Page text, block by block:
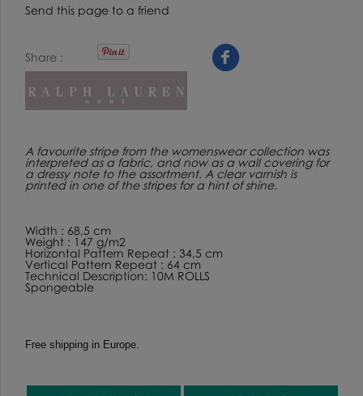
Send this page to a friend
Share
A favourite stripe from the womenswear collection was
interpreted as a fabric, and now as a wall covering for
a dressy note to the assortment. A clear varnish is
printed in one of the stripes for a hint of shine.
Width : 68,5 cm
Weight : 147 g/m2
Horizontal Pattern Repeat : 34,5 cm
Vertical Pattern Repeat : 64 cm
Technical Description: 10M ROLLS
Spongeable
Free shipping in Europe.